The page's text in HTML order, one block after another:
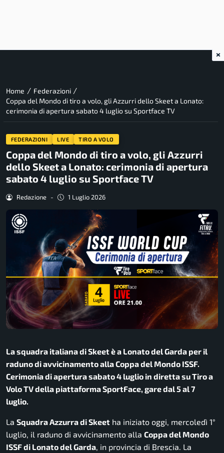
Home / Federazioni /
Coppa del Mondo di tiro a volo, gli Azzurri dello Skeet a Lonato:
cerimonia di apertura sabato 4 luglio su Sportface TV
FEDERAZIONI LIVE TIRO A VOLO
Coppa del Mondo di tiro a volo, gli Azzurri
dello Skeet a Lonato: cerimonia di apertura
sabato 4 luglio su Sportface TV
Redazione - 1 Luglio 2026
La squadra italiana di Skeet è a Lonato del Garda per il
raduno di avvicinamento alla Coppa del Mondo ISSF.
Cerimonia di apertura sabato 4 luglio in diretta su Tiro a
Volo TV della piattaforma SportFace, gare dal 5 al 7
luglio.
La Squadra Azzurra di Skeet ha iniziato oggi, mercoledì 1°
luglio, il raduno di avvicinamento alla Coppa del Mondo
ISSF di Lonato del Garda , in provincia di Brescia. La
×